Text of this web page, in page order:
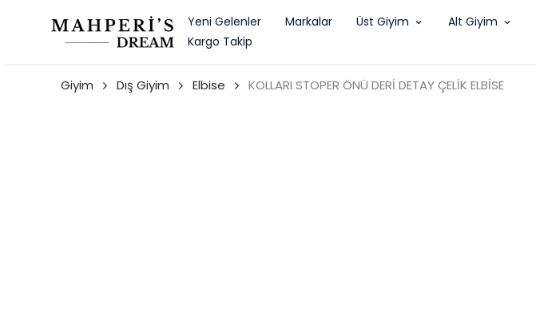
Yeni Gelenler Markalar Üst Giyim Alt Giyim
Kargo Takip
Giyim Dış Giyim Elbise KOLLARI STOPER ÖNÜ DERİ DETAY ÇELİK ELBİSE